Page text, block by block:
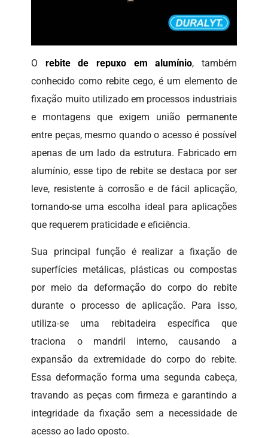
O rebite de repuxo em alumínio, também
conhecido como rebite cego, é um elemento de
fixação muito utilizado em processos industriais
e montagens que exigem união permanente
entre peças, mesmo quando o acesso é possível
apenas de um lado da estrutura. Fabricado em
alumínio, esse tipo de rebite se destaca por ser
leve, resistente à corrosão e de fácil aplicação,
tornando-se uma escolha ideal para aplicações
que requerem praticidade e eficiência.
Sua principal função é realizar a fixação de
superfícies metálicas, plásticas ou compostas
por meio da deformação do corpo do rebite
durante o processo de aplicação. Para isso,
utiliza-se uma rebitadeira específica que
traciona o mandril interno, causando a
expansão da extremidade do corpo do rebite.
Essa deformação forma uma segunda cabeça,
travando as peças com firmeza e garantindo a
integridade da fixação sem a necessidade de
acesso ao lado oposto.